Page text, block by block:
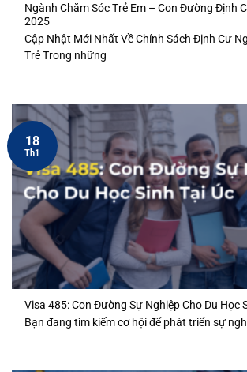
Ngành Chăm Sóc Trẻ Em – Con Đường Định
2025
Cập Nhật Mới Nhất Về Chính Sách Định Cư
Trẻ Trong những
Visa 485: Con Đường Sự Nghiệp Cho Du Học
Bạn đang tìm kiếm cơ hội để phát triển sự
18
Th1